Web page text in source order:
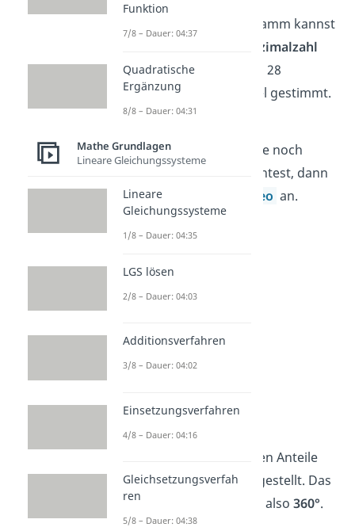
Die Anteile im Kreisdiagramm kannst
Dezimalzahl
schreiben. Beispiel:
von 28
Personen haben für Apfel gestimmt.
Das sind
oder
Wenn du Kreisdiagramme noch
schneller verstehen möchtest, dann
schau dir jetzt unser
Video an.
Kreisdiagramm
Im Kreisdiagramm werden Anteile
vom Ganzen bildlich dargestellt. Das
Ganze
, also 360°.
Funktion
7/8 – Dauer: 04:37
Quadratische
Ergänzung
8/8 – Dauer: 04:31
Mathe Grundlagen
Lineare Gleichungssysteme
Lineare
Gleichungssysteme
1/8 – Dauer: 04:35
LGS lösen
2/8 – Dauer: 04:03
Additionsverfahren
3/8 – Dauer: 04:02
Einsetzungsverfahren
4/8 – Dauer: 04:16
Gleichsetzungsverfah
ren
5/8 – Dauer: 04:38